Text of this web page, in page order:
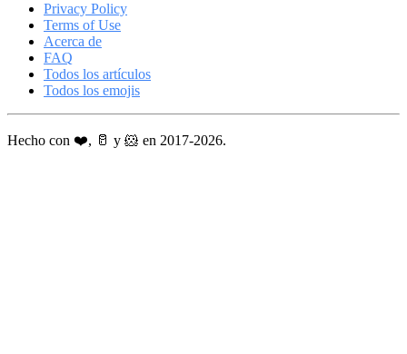
Privacy Policy
Terms of Use
Acerca de
FAQ
Todos los artículos
Todos los emojis
Hecho con ❤️, 🥛 y 🐹 en 2017-2026.